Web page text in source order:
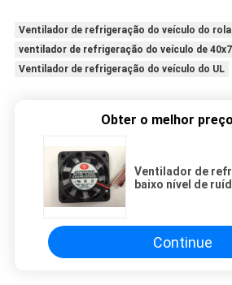
Ventilador de refrigeração do veículo do
ventilador de refrigeração do veículo de
Ventilador de refrigeração do veículo do UL
Obter o melhor
Ventilador de
baixo nível de
Continue